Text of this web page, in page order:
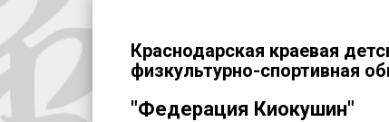
Краснодарская краевая
физкультурно-спортивная
"Федерация Киокушин"